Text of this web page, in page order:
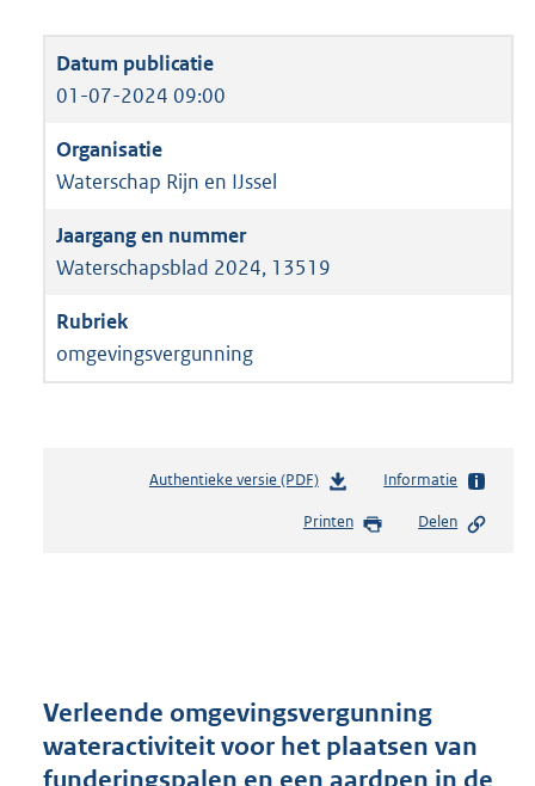
01-07-2024 09:00
Waterschap Rijn en IJssel
Waterschapsblad 2024, 13519
omgevingsvergunning
Authentieke versie (PDF)b
s
r
o
t
Informatie
Printen Delen
Verleende omgevingsvergunning
wateractiviteit voor het plaatsen van